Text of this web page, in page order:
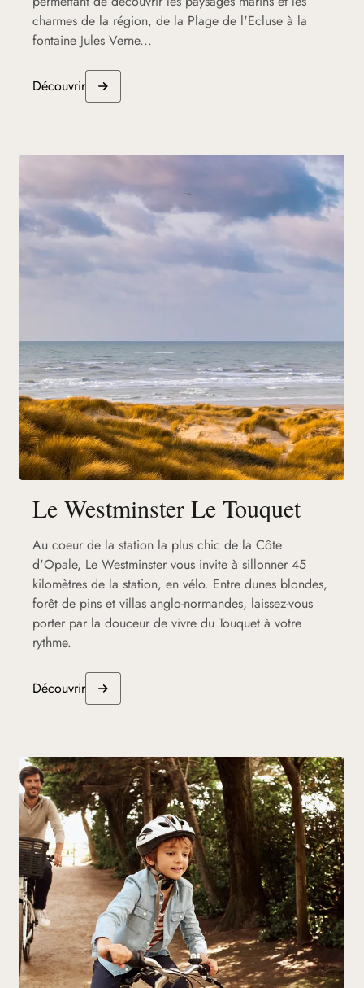
charmes de la région, de la Plage de l'Ecluse à la
fontaine Jules Verne...
Découvrir
Le Westminster Le Touquet
Au coeur de la station la plus chic de la Côte
d'Opale, Le Westminster vous invite à sillonner 45
kilomètres de la station, en vélo. Entre dunes blondes,
forêt de pins et villas anglo-normandes, laissez-vous
porter par la douceur de vivre du Touquet à votre
rythme.
Découvrir